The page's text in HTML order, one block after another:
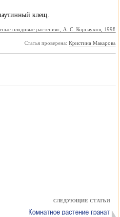
клещ.
плодовые растения», А. С. Корнаухов, 1998
Статья проверена: Кристина Макарова
СЛЕДУЮЩИЕ СТАТЬИ
Комнатное растение гранат